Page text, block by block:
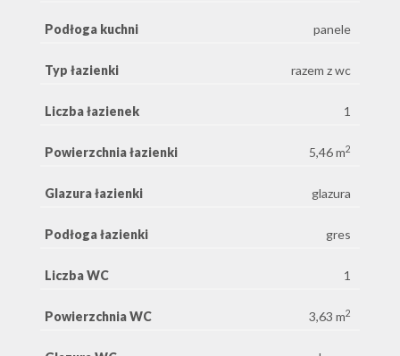
Podłoga kuchni panele
Typ łazienki razem z wc
Liczba łazienek 1
Powierzchnia łazienki 5,46 m2
Glazura łazienki glazura
Podłoga łazienki gres
Liczba WC 1
Powierzchnia WC 3,63 m2